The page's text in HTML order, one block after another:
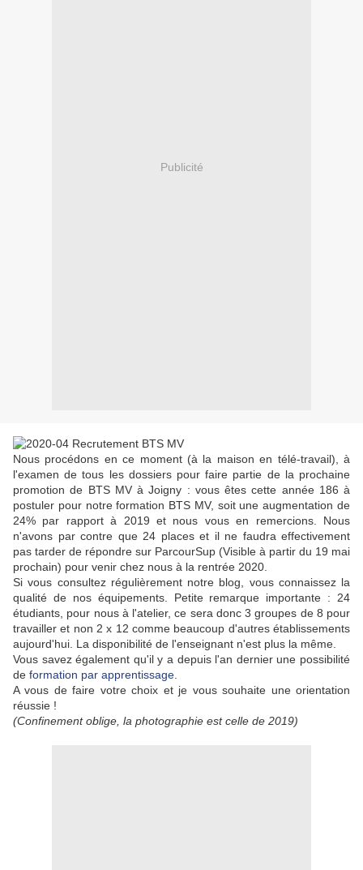
Publicité
Nous procédons en ce moment (à la maison en télé-travail), à
l'examen de tous les dossiers pour faire partie de la prochaine
promotion de BTS MV à Joigny : vous êtes cette année 186 à
postuler pour notre formation BTS MV, soit une augmentation de
24% par rapport à 2019 et nous vous en remercions. Nous
n'avons par contre que 24 places et il ne faudra effectivement
pas tarder de répondre sur ParcourSup (Visible à partir du 19 mai
prochain) pour venir chez nous à la rentrée 2020.
Si vous consultez régulièrement notre blog, vous connaissez la
qualité de nos équipements. Petite remarque importante : 24
étudiants, pour nous à l'atelier, ce sera donc 3 groupes de 8 pour
travailler et non 2 x 12 comme beaucoup d'autres établissements
aujourd'hui. La disponibilité de l'enseignant n'est plus la même.
Vous savez également qu'il y a depuis l'an dernier une possibilité
de formation par apprentissage
A vous de faire votre choix et je vous souhaite une orientation
réussie !
(Confinement oblige, la photographie est celle de 2019)